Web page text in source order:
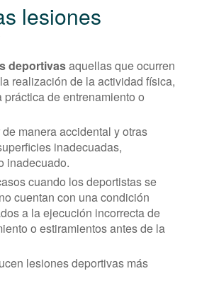
lesiones
deportivasaquellas que ocurren
realización de la actividad física,
de entrenamiento o
manera accidental y otras
inadecuadas,
inadecuado.
cuando los deportistas se
cuentan con una condición
a la ejecución incorrecta de
o estiramientos antes de la
lesiones deportivas más